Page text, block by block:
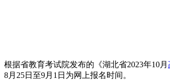
根据省教育考试院发布的《湖北省2023年10月
8月25日至9月1日为网上报名时间。